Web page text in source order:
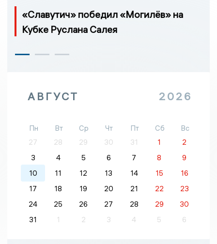
«Славутич» победил «Могилёв» на
Кубке Руслана Салея
АВГУСТ 2026
Пн Вт Ср Чт Пт Сб
Вс
27
28 29 30 31 1
2
3
4 5 6 7 8
9
10
11 12 13 14 15
16
17
18 19 20 21 22
23
24
25 26 27 28 29
30
31
1 2 3 4 5 6